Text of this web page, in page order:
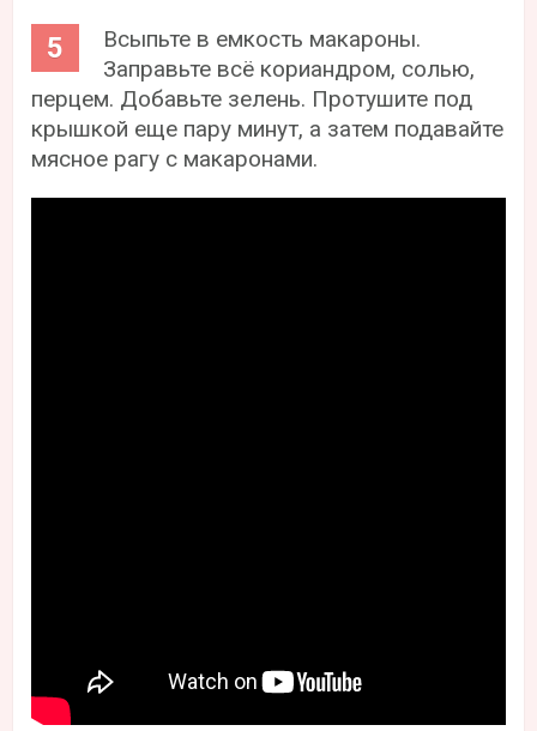
Всыпьте в емкость макароны.
Заправьте всё кориандром, солью,
перцем. Добавьте зелень. Протушите под
крышкой еще пару минут, а затем подавайте
мясное рагу с макаронами.